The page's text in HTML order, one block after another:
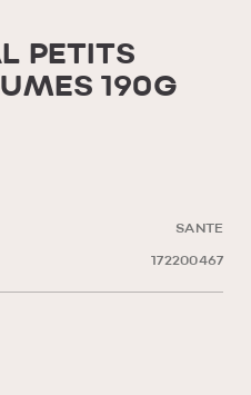
PETITS
190G
SANTE
172200467